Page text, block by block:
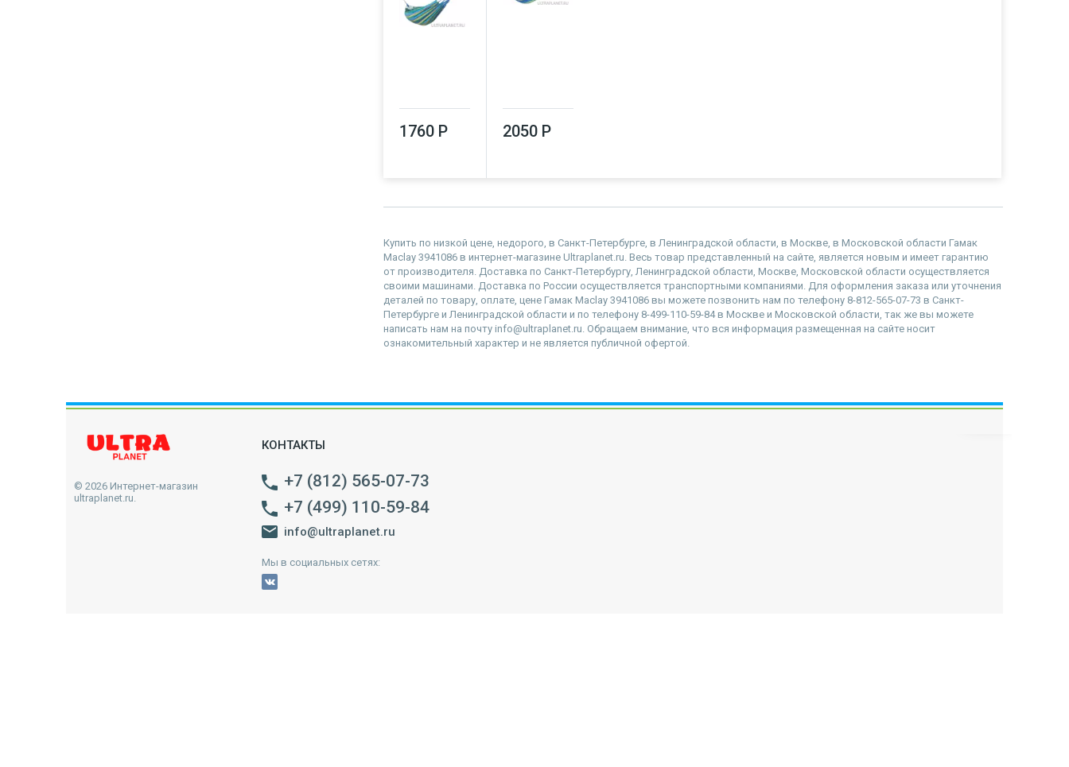
1760 Р 2050 Р
Купить по низкой цене, недорого, в Санкт-Петербурге, в Ленинградской области, в Москве, в Московской области Гамак
Maclay 3941086 в интернет-магазине Ultraplanet.ru. Весь товар представленный на сайте, является новым и имеет гарантию
от производителя. Доставка по Санкт-Петербургу, Ленинградской области, Москве, Московской области осуществляется
своими машинами. Доставка по России осуществляется транспортными компаниями. Для оформления заказа или уточнения
деталей по товару, оплате, цене Гамак Maclay 3941086 вы можете позвонить нам по телефону 8-812-565-07-73 в Санкт-
Петербурге и Ленинградской области и по телефону 8-499-110-59-84 в Москве и Московской области, так же вы можете
написать нам на почту info@ultraplanet.ru. Обращаем внимание, что вся информация размещенная на сайте носит
ознакомительный характер и не является публичной офертой.
© 2026 Интернет-магазин
ultraplanet.ru.
КОНТАКТЫ
+7 (812) 565-07-73
+7 (499) 110-59-84
info@ultraplanet.ru
Мы в социальных сетях:
наверх